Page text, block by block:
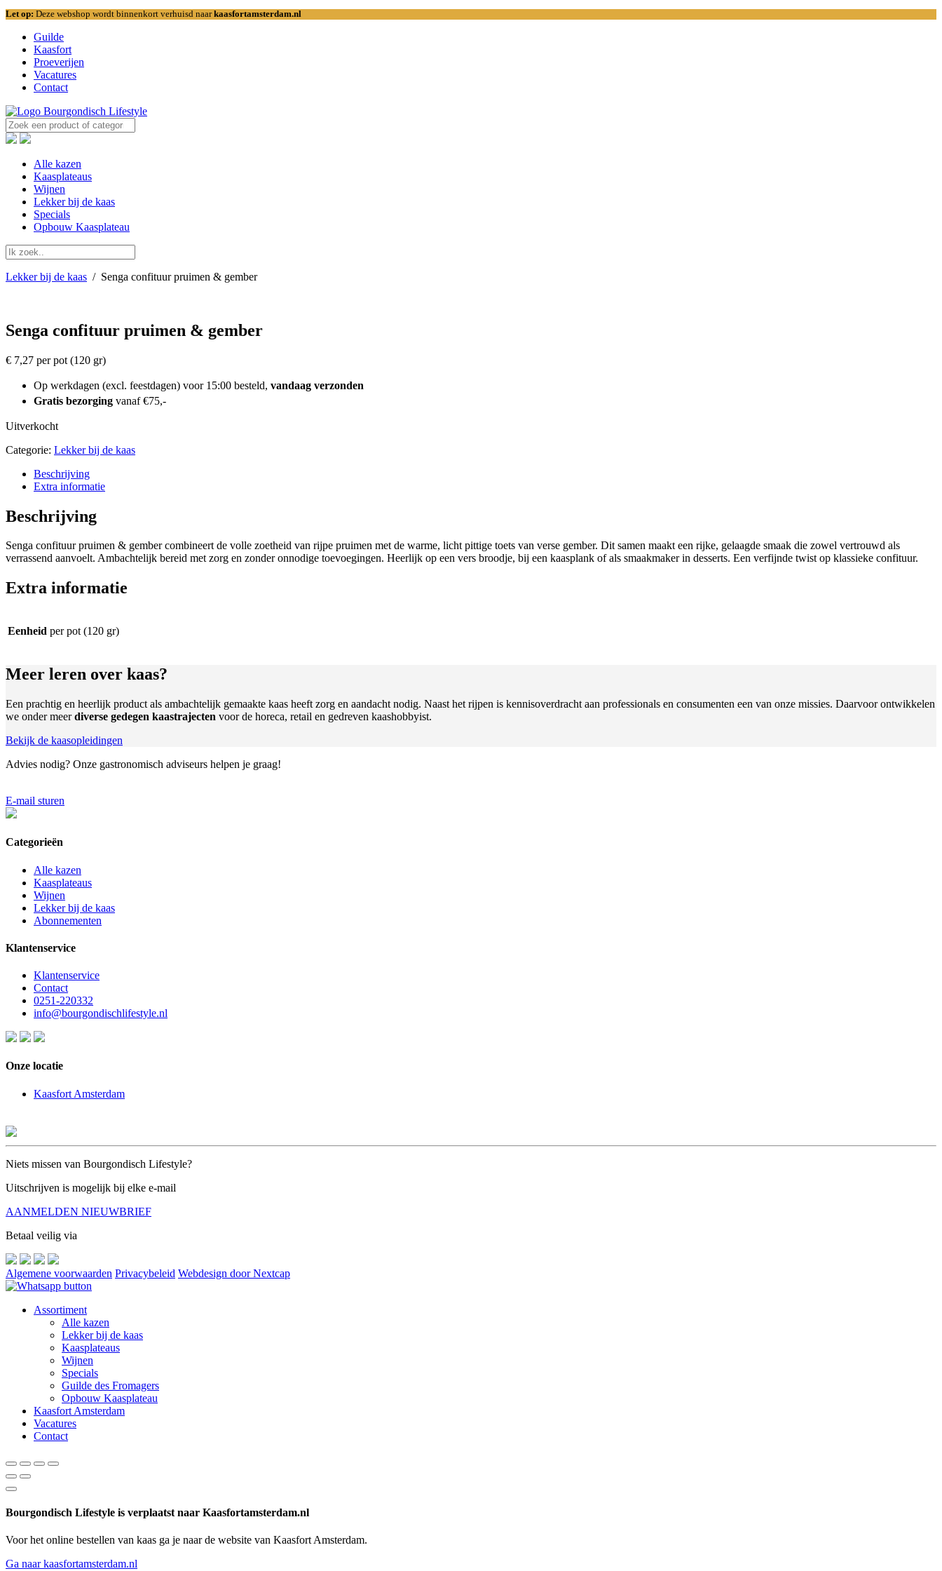
Let op: Deze webshop wordt binnenkort verhuisd naarkaasfortamsterdam.nl
Guilde
Kaasfort
Proeverijen
Vacatures
Contact
Alle kazen
Kaasplateaus
Wijnen
Lekker bij de kaas
Specials
Opbouw Kaasplateau
Lekker bij de kaas /Senga confituur pruimen & gember
Senga confituur pruimen & gember
€ 7,27 per pot (120 gr)
Op werkdagen (excl. feestdagen) voor 15:00 besteld, vandaag verzonden
Gratis bezorging vanaf €75,-
Uitverkocht
Categorie: Lekker bij de kaas
Beschrijving
Extra informatie
Beschrijving
Senga confituur pruimen & gember combineert de volle zoetheid van rijpe pruimen met de warme, licht pittige toets van verse gember. Dit samen maakt een rijke, gelaagde smaak die zowel vertrouwd als
verrassend aanvoelt. Ambachtelijk bereid met zorg en zonder onnodige toevoegingen. Heerlijk op een vers broodje, bij een kaasplank of als smaakmaker in desserts. Een verfijnde twist op klassieke confituur.
Extra informatie
Eenheid per pot (120 gr)
Meer leren over kaas?
Een prachtig en heerlijk product als ambachtelijk gemaakte kaas heeft zorg en aandacht nodig. Naast het rijpen is kennisoverdracht aan professionals en consumenten een van onze missies. Daarvoor ontwikkelen
we onder meerdiverse gedegen kaastrajecten voor de horeca, retail en gedreven kaashobbyist.
Bekijk de kaasopleidingen
Advies nodig? Onze gastronomisch adviseurs helpen je graag!
E-mail sturen
Categorieën
Alle kazen
Kaasplateaus
Wijnen
Lekker bij de kaas
Abonnementen
Klantenservice
Klantenservice
Contact
0251-220332
info@bourgondischlifestyle.nl
Onze locatie
Kaasfort Amsterdam
Niets missen van Bourgondisch Lifestyle?
Uitschrijven is mogelijk bij elke e-mail
AANMELDEN NIEUWBRIEF
Betaal veilig via
Algemene voorwaarden Privacybeleid Webdesign door Nextcap
Assortiment
Alle kazen
Lekker bij de kaas
Kaasplateaus
Wijnen
Specials
Guilde des Fromagers
Opbouw Kaasplateau
Kaasfort Amsterdam
Vacatures
Contact
Bourgondisch Lifestyle is verplaatst naar Kaasfortamsterdam.nl
Voor het online bestellen van kaas ga je naar de website van Kaasfort Amsterdam.
Ga naar kaasfortamsterdam.nl